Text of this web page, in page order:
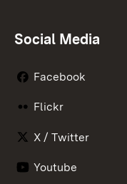
Social Media
Facebook
Flickr
X / Twitter
Youtube